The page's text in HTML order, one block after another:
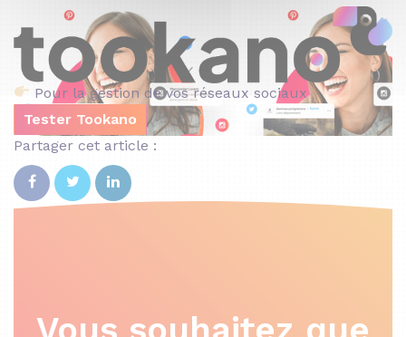
Pour la gestion de vos réseaux sociaux
Tester Tookano
Partager cet article :